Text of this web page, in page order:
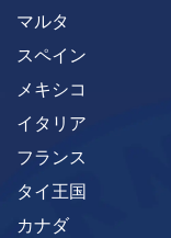
マルタ
スペイン
メキシコ
イタリア
フランス
タイ王国
カナダ